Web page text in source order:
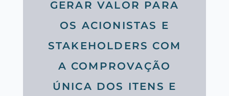
GERAR VALOR PARA
OS ACIONISTAS E
STAKEHOLDERS COM
A COMPROVAÇÃO
ÚNICA DOS ITENS E